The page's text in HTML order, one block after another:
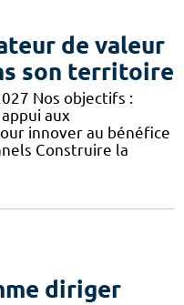
de valeur
son territoire
Nos objectifs :
aux
innover au bénéfice
Construire la
diriger